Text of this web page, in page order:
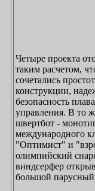
Четыре проекта
таким расчетом,
сочетались простота
конструкции,
безопасность
управления. В то
швертбот -
международного класса
"Оптимист" и
олимпийский
виндсерфер открывают дорогу в
большой парусный